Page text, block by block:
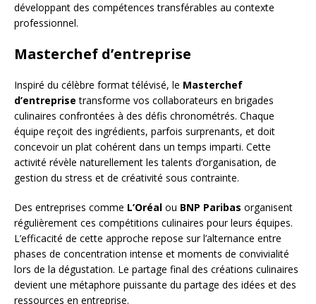
développant des compétences transférables au contexte
professionnel.
Masterchef d’entreprise
Inspiré du célèbre format télévisé, le Masterchef
d’entreprise transforme vos collaborateurs en brigades
culinaires confrontées à des défis chronométrés. Chaque
équipe reçoit des ingrédients, parfois surprenants, et doit
concevoir un plat cohérent dans un temps imparti. Cette
activité révèle naturellement les talents d’organisation, de
gestion du stress et de créativité sous contrainte.
Des entreprises comme L’Oréal ou BNP Paribas organisent
régulièrement ces compétitions culinaires pour leurs équipes.
L’efficacité de cette approche repose sur l’alternance entre
phases de concentration intense et moments de convivialité
lors de la dégustation. Le partage final des créations culinaires
devient une métaphore puissante du partage des idées et des
ressources en entreprise.